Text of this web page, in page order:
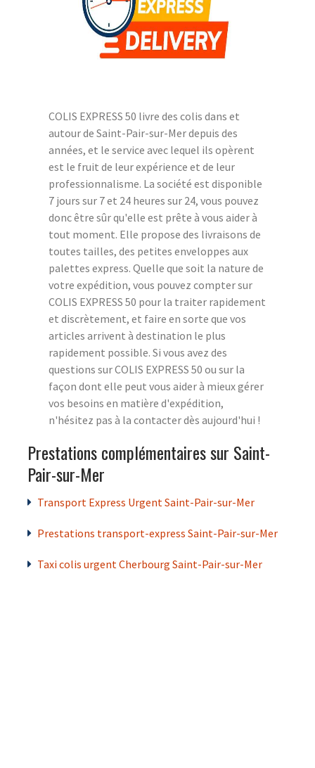
COLIS EXPRESS 50 livre des colis dans et
autour de Saint-Pair-sur-Mer depuis des
années, et le service avec lequel ils opèrent
est le fruit de leur expérience et de leur
professionnalisme. La société est disponible
7 jours sur 7 et 24 heures sur 24, vous pouvez
donc être sûr qu'elle est prête à vous aider à
tout moment. Elle propose des livraisons de
toutes tailles, des petites enveloppes aux
palettes express. Quelle que soit la nature de
votre expédition, vous pouvez compter sur
COLIS EXPRESS 50 pour la traiter rapidement
et discrètement, et faire en sorte que vos
articles arrivent à destination le plus
rapidement possible. Si vous avez des
questions sur COLIS EXPRESS 50 ou sur la
façon dont elle peut vous aider à mieux gérer
vos besoins en matière d'expédition,
n'hésitez pas à la contacter dès aujourd'hui !
Prestations complémentaires sur Saint-
Pair-sur-Mer
Transport Express Urgent Saint-Pair-sur-Mer
Prestations transport-express Saint-Pair-sur-Mer
Taxi colis urgent Cherbourg Saint-Pair-sur-Mer